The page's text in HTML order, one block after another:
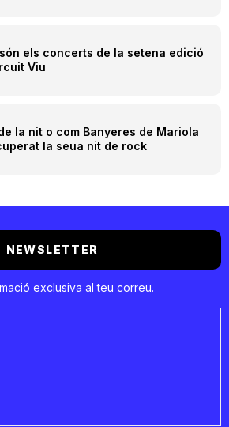
els concerts de la setena edició
Viu
la nit o com Banyeres de Mariola
la seua nit de rock
NEWSLETTER
exclusiva al teu correu.